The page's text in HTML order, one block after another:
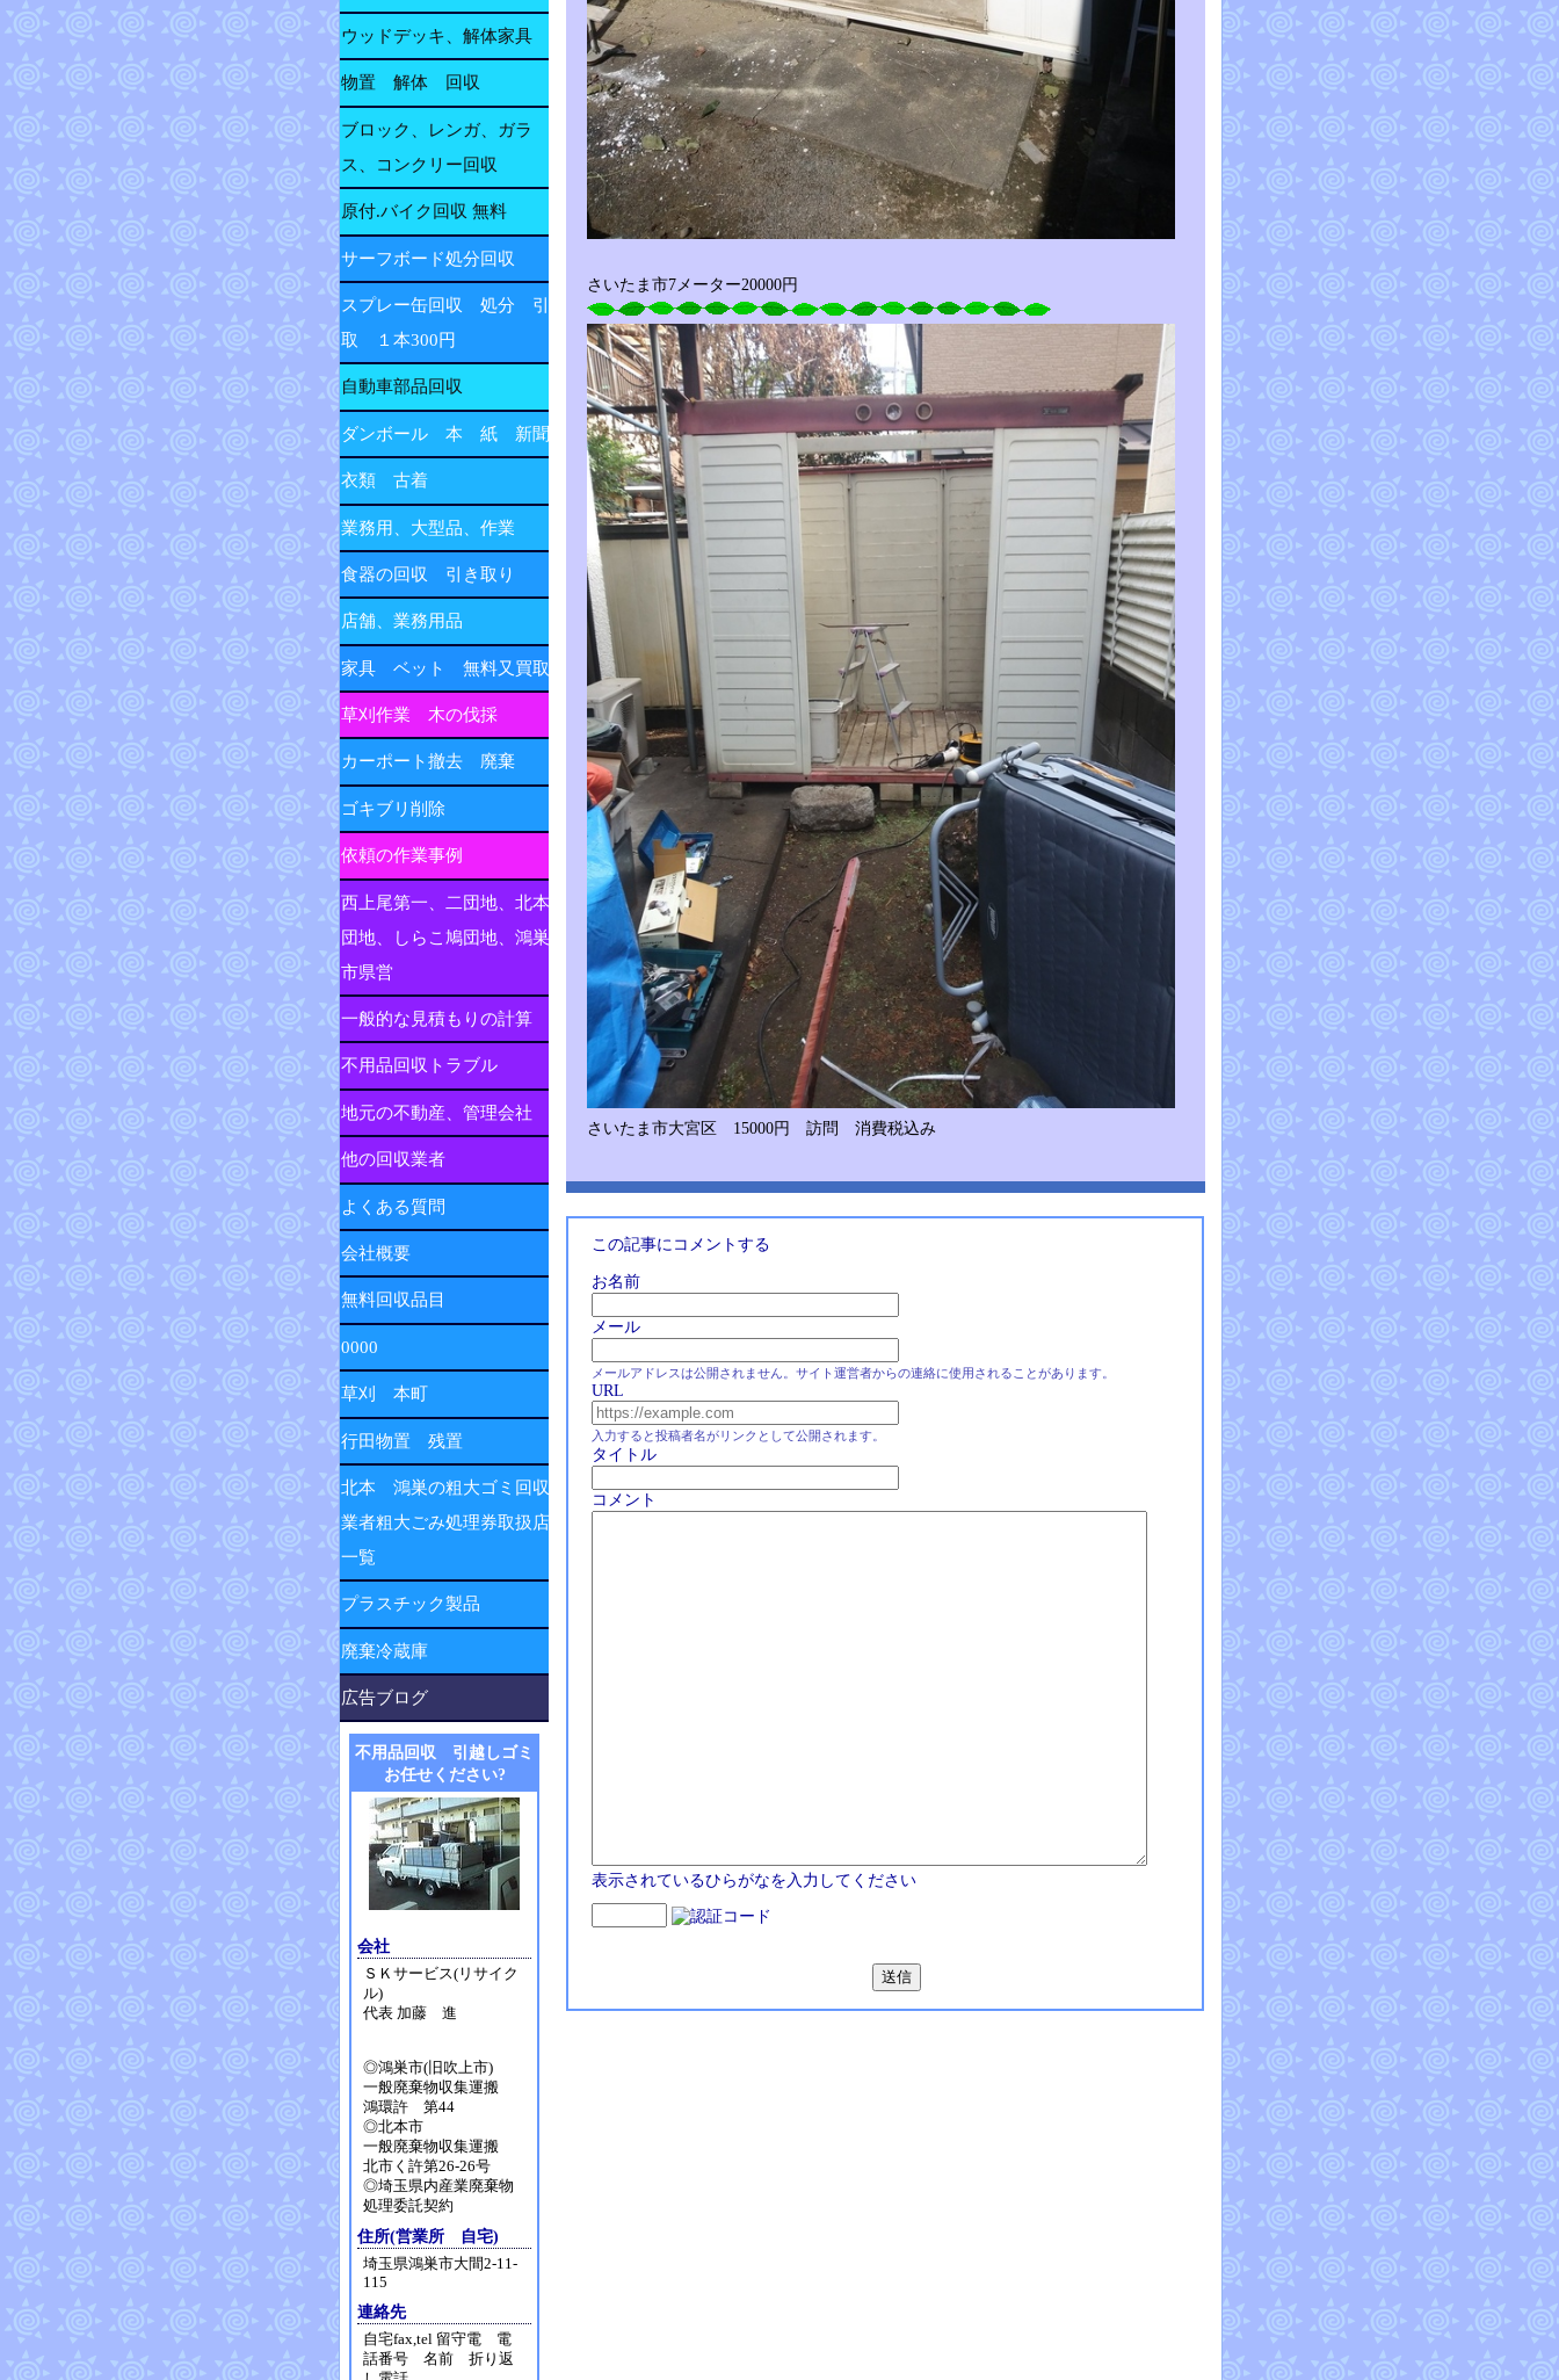
さいたま市7メーター20000円
さいたま市大宮区 15000円 訪問 消費税込み
この記事にコメントする
お名前
メール
メールアドレスは公開されません。サイト運営者からの連絡に使用されることがあります。
URL
入力すると投稿者名がリンクとして公開されます。
タイトル
コメント
表示されているひらがなを入力してください
ウッドデッキ、解体家具
物置 解体 回収
ブロック、レンガ、ガラ
ス、コンクリー回収
原付.バイク回収 無料
サーフボード処分回収
スプレー缶回収 処分 引
取 １本300円
自動車部品回収
ダンボール 本 紙 新聞
衣類 古着
業務用、大型品、作業
食器の回収 引き取り
店舗、業務用品
家具 ベット 無料又買取
草刈作業 木の伐採
カーポート撤去 廃棄
ゴキブリ削除
依頼の作業事例
西上尾第一、二団地、北本
団地、しらこ鳩団地、鴻巣
市県営
一般的な見積もりの計算
不用品回収トラブル
地元の不動産、管理会社
他の回収業者
よくある質問
会社概要
無料回収品目
0000
草刈 本町
行田物置 残置
北本 鴻巣の粗大ゴミ回収
業者粗大ごみ処理券取扱店
一覧
プラスチック製品
廃棄冷蔵庫
広告ブログ
不用品回収 引越しゴミ
お任せください?
会社
ＳＫサービス(リサイク
ル)
代表 加藤 進
◎鴻巣市(旧吹上市)
一般廃棄物収集運搬
鴻環許 第44
◎北本市
一般廃棄物収集運搬
北市く許第26-26号
◎埼玉県内産業廃棄物
処理委託契約
住所(営業所 自宅)
埼玉県鴻巣市大間2-11-
115
連絡先
自宅fax,tel 留守電 電
話番号 名前 折り返